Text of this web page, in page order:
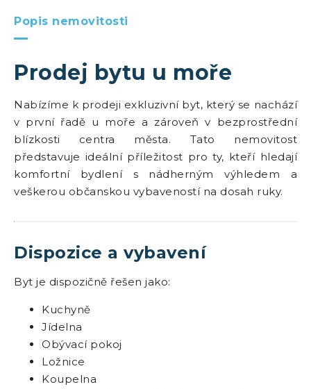
Popis nemovitosti
Prodej bytu u moře
Nabízíme k prodeji exkluzivní byt, který se nachází
v první řadě u moře a zároveň v bezprostřední
blízkosti centra města. Tato nemovitost
představuje ideální příležitost pro ty, kteří hledají
komfortní bydlení s nádherným výhledem a
veškerou občanskou vybaveností na dosah ruky.
Dispozice a vybavení
Byt je dispozičně řešen jako:
Kuchyně
Jídelna
Obývací pokoj
Ložnice
Koupelna